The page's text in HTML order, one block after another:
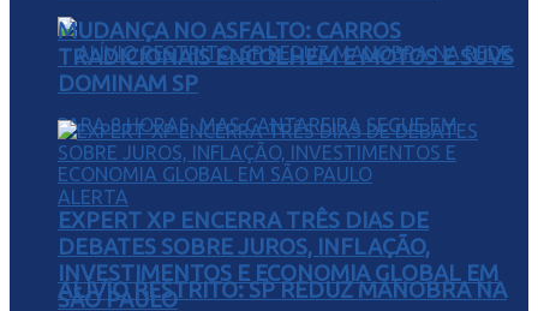
ALÍVIO RESTRITO: SP REDUZ MANOBRA NA
MUDANÇA NO ASFALTO: CARROS
TRADICIONAIS ENCOLHEM E MOTOS E SUVS
DOMINAM SP
EXPERT XP ENCERRA TRÊS DIAS DE
DEBATES SOBRE JUROS, INFLAÇÃO,
INVESTIMENTOS E ECONOMIA GLOBAL EM
SÃO PAULO